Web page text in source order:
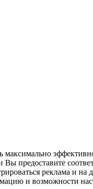
предоставите
реклама и на
и возможности